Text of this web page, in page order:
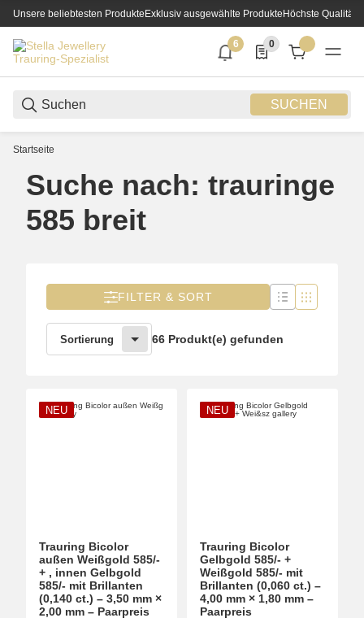
Unsere beliebtesten ProdukteExklusiv ausgewählte ProdukteHöchste Qualität
SUCHEN
6
6 neue Notifizierungen
0
0 Produkte in der
Startseite
Suche nach: trauringe
585 breit
FILTER & SORT
Sortierung 66 Produkt(e) gefunden
NEU
Trauring Bicolor
außen Weißgold 585/-
+ , innen Gelbgold
585/- mit Brillanten
(0,140 ct.) – 3,50 mm ×
2,00 mm – Paarpreis
NEU
Trauring Bicolor
Gelbgold 585/- +
Weißgold 585/- mit
Brillanten (0,060 ct.) –
4,00 mm × 1,80 mm –
Paarpreis